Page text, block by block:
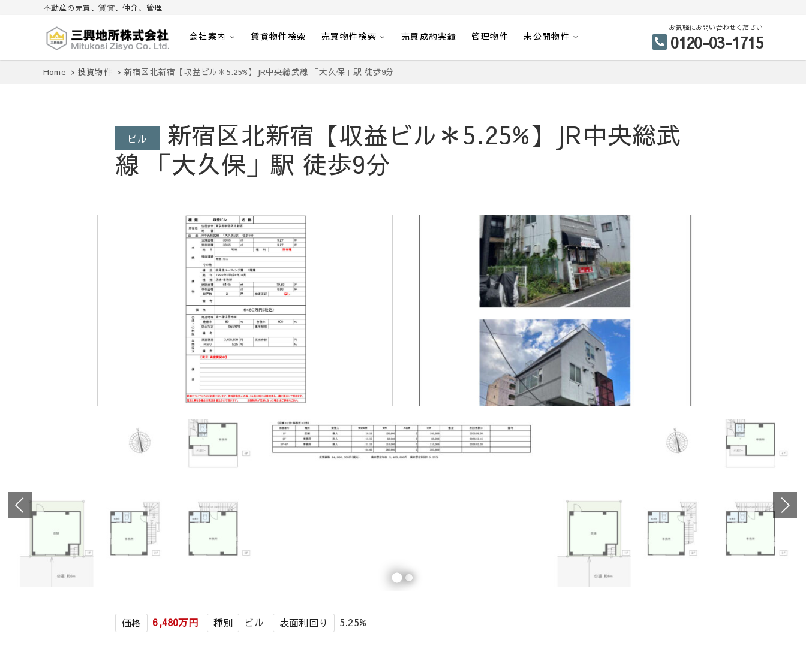
不動産の売買、賃貸、仲介、管理
三興地所株式会社
不動産の売買、賃貸、仲介、管理
会社案内 賃貸物件検索 売買物件検索 売買成約実績 管理物件 未公開物件
お気軽にお問い合わせください
0120-03-1715
Home 投資物件 新宿区北新宿【収益ビル＊5.25%】JR中央総武線 「大久保」駅 徒歩9分
ビル
新宿区北新宿【収益ビル＊5.25%】JR中央総武
線 「大久保」駅 徒歩9分
価格 6,480万円 種別 ビル 表面利回り 5.25%